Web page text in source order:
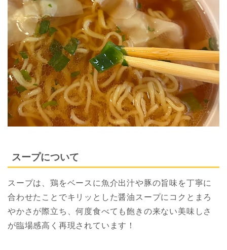
スープについて
スープは、鶏をベースに魚介出汁や豚の旨味を丁寧に
合わせたことでキリッとした醤油スープにコクとまろ
やかさが際立ち、何度食べても飽きの来ない美味しさ
が臨場感高く再現されています！